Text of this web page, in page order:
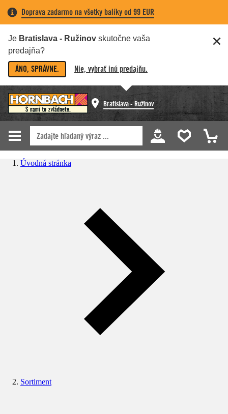
Doprava zadarmo na všetky balíky od 99 EUR
Je Bratislava - Ružinov skutočne vaša
predajňa?
ÁNO, SPRÁVNE. Nie, vybrať inú predajňu.
Bratislava - Ružinov
Úvodná stránka
Sortiment